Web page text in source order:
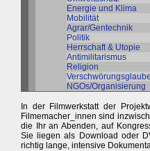
Energie und Klima
Mobilität
Agrar/Gentechnik
Politik
Herrschaft & Utopie
Antimilitarismus
Religion
NGOs/Organisierung
In der Filmwerkstatt der
Filmemacher_innen sind
die Ihr an Abenden, auf
Sie liegen als Download oder
richtig lange, intensive